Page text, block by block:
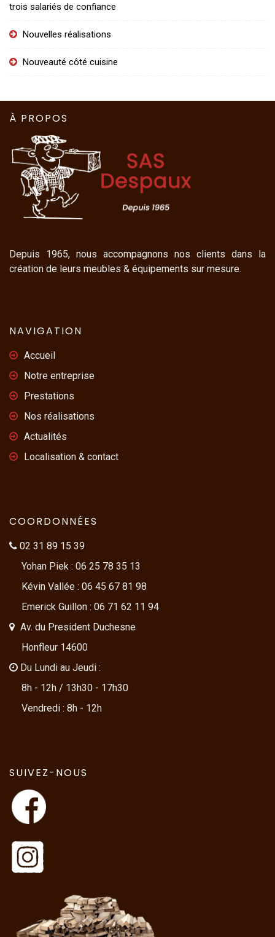
trois salariés de confiance
Nouvelles réalisations
Nouveauté côté cuisine
À PROPOS
Depuis 1965, nous accompagnons nos clients dans la
création de leurs meubles & équipements sur mesure.
NAVIGATION
Accueil
Notre entreprise
Prestations
Nos réalisations
Actualités
Localisation & contact
COORDONNÉES
02 31 89 15 39
Yohan Piek : 06 25 78 35 13
Kévin Vallée : 06 45 67 81 98
Emerick Guillon : 06 71 62 11 94
Av. du President Duchesne
Honfleur 14600
Du Lundi au Jeudi :
8h - 12h / 13h30 - 17h30
Vendredi : 8h - 12h
SUIVEZ-NOUS